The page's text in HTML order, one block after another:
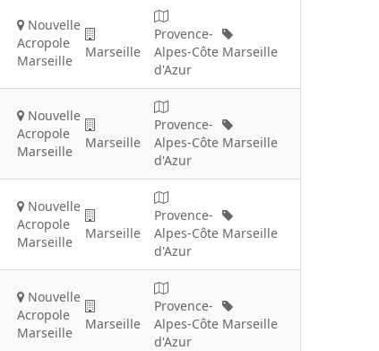
Nouvelle
Acropole
Marseille
Marseille
Provence-
Alpes-Côte
d'Azur
Marseille
Nouvelle
Acropole
Marseille
Marseille
Provence-
Alpes-Côte
d'Azur
Marseille
Nouvelle
Acropole
Marseille
Marseille
Provence-
Alpes-Côte
d'Azur
Marseille
Nouvelle
Acropole
Marseille
Marseille
Provence-
Alpes-Côte
d'Azur
Marseille